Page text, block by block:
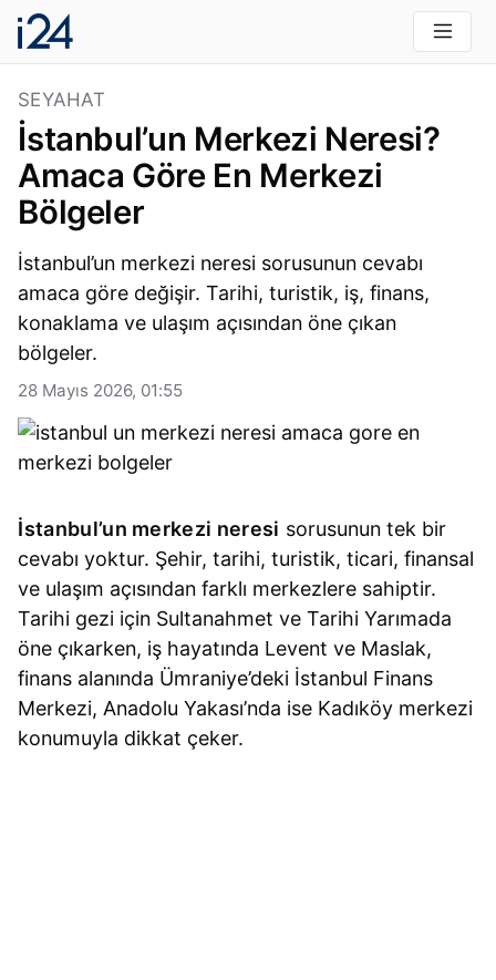
SEYAHAT
İstanbul’un Merkezi Neresi?
Amaca Göre En Merkezi
Bölgeler
İstanbul’un merkezi neresi sorusunun cevabı
amaca göre değişir. Tarihi, turistik, iş, finans,
konaklama ve ulaşım açısından öne çıkan
bölgeler.
28 Mayıs 2026, 01:55
İstanbul’un merkezi neresi sorusunun tek bir
cevabı yoktur. Şehir, tarihi, turistik, ticari, finansal
ve ulaşım açısından farklı merkezlere sahiptir.
Tarihi gezi için Sultanahmet ve Tarihi Yarımada
öne çıkarken, iş hayatında Levent ve Maslak,
finans alanında Ümraniye’deki İstanbul Finans
Merkezi, Anadolu Yakası’nda ise Kadıköy merkezi
konumuyla dikkat çeker.